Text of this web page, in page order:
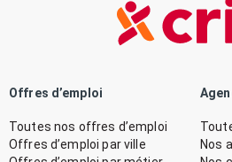
Offres d’emploi
Toutes nos offres d’emploi
Offres d’emploi par ville
Nos